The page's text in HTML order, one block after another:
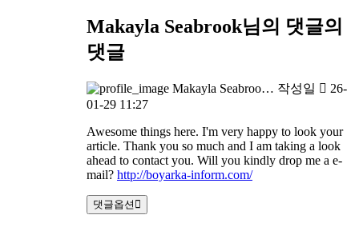
Makayla Seabrook님의 댓글의
댓글
Makayla Seabroo… 작성일
26-
01-29 11:27
Awesome things here. I'm very happy to look your
article. Thank you so much and I am taking a look
ahead to contact you. Will you kindly drop me a e-
mail? http://boyarka-inform.com/
댓글옵션